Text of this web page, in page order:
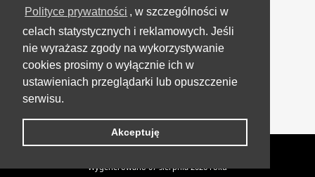
Polityce prywatności , w szczególności w
celach statystycznych i reklamowych. Jeśli
nie wyrażasz zgody na wykorzystywanie
cookies prosimy o wyłącznie ich w
ustawieniach przeglądarki lub opuszczenie
serwisu.
Akceptuję
Facebook
Grupa Testerzy Videotestów
YouTube
Twitter
VideoTesty.pl Wszelkie prawa zastrzeżone
Wygenerowano 07 sierpnia 2026 roku